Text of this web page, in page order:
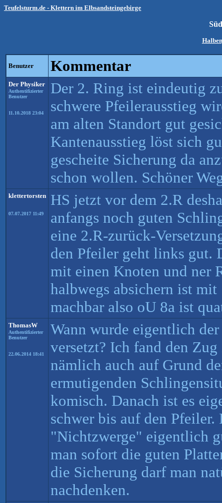
Teufelsturm.de - Klettern im Elbsandsteingebirge
Benutzer Kommentar
Der Physiker
Authentifizierter
Benutzer
11.10.2018 23:04
Der 2. Ring ist eindeutig
schwere Pfeilerausstieg
am alten Standort gut
Kantenausstieg löst sich
gescheite Sicherung da
schon wollen. Schöner
klettertorsten
07.07.2017 11:49
HS jetzt vor dem 2.R
anfangs noch guten
eine 2.R-zurück-
den Pfeiler geht links gut.
mit einen Knoten und ner
halbwegs absichern ist
machbar also oU 8a ist
ThomasW
Authentifizierter
Benutzer
22.06.2014 18:41
Wann wurde eigentlich
versetzt? Ich fand den
nämlich auch auf Grund
ermutigenden
komisch. Danach ist es
schwer bis auf den
"Nichtzwerge" eigentlich
man sofort die guten
die Sicherung darf man
nachdenken.